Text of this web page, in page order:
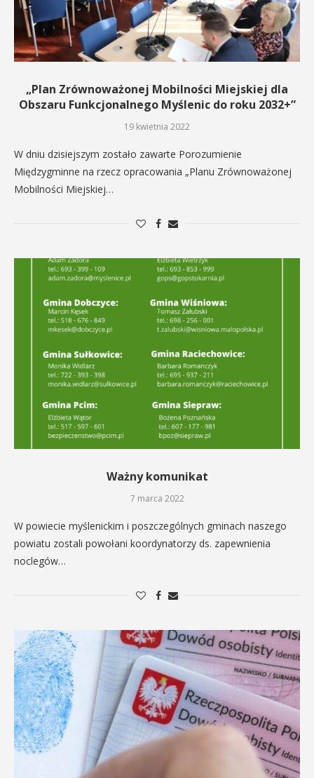
„Plan Zrównoważonej Mobilności Miejskiej dla
Obszaru Funkcjonalnego Myślenic do roku 2032+”
19 kwietnia 2022
W dniu dzisiejszym zostało zawarte Porozumienie
Międzygminne na rzecz opracowania „Planu Zrównoważonej
Mobilności Miejskiej…
Ważny komunikat
7 marca 2022
W powiecie myślenickim i poszczególnych gminach naszego
powiatu zostali powołani koordynatorzy ds. zapewnienia
noclegów…